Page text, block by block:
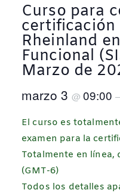
Curso para
certificación
Rheinland
Funcional
Marzo de
marzo 3 @ 09:00 –
El curso es
examen para la
Totalmente en línea,
(GMT-6)
Todos los detalles